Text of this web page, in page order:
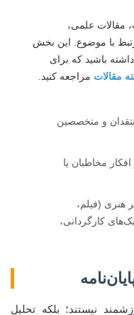
مقالات علمی،
مرتبط با موضوع. این بخش
باشید که برای
مقالات مراجعه کنید.
و متخصصین
مخاطبان یا
هنری (فیلم،
کارگردانی،
نیستند؛ بلکه تحلیل